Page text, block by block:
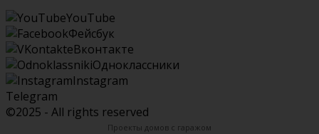
YouTube
Фейсбук
Вконтакте
Одноклассники
Instagram
Telegram
©2025 - All rights reserved
Проекты домов с гаражом